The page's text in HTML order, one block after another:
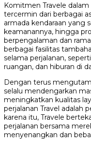
Komitmen Travele
tercermin dari berbagai
armada kendaraan yang
keamanannya, hingga
berpengalaman dan
berbagai fasilitas
selama perjalanan,
ruangan, dan hiburan di
Dengan terus
selalu mendengarkan
meningkatkan kualitas
perjalanan Travel adalah
karena itu, Travele
perjalanan bersama
menyenangkan dan